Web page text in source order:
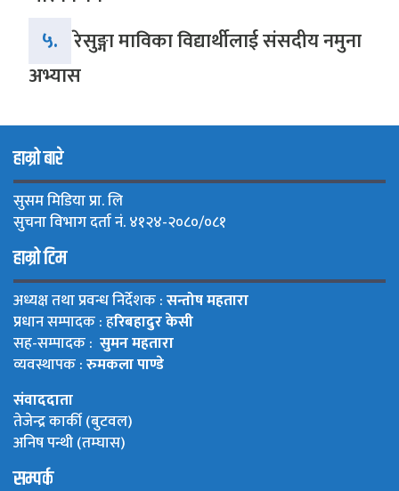
५. रेसुङ्गा माविका विद्यार्थीलाई संसदीय नमुना
अभ्यास
हाम्रो बारे
सुसम मिडिया प्रा. लि
सुचना विभाग दर्ता नं. ४१२४-२०८०/०८१
हाम्रो टिम
अध्यक्ष तथा प्रवन्ध निर्देशक :सन्तोष महतारा
प्रधान सम्पादक : हरिबहादुर केसी
सह-सम्पादक : सुमन महतारा
व्यवस्थापक :रुमकला पाण्डे
संवाददाता
तेजेन्द्र कार्की (बुटवल)
अनिष पन्थी (तम्घास)
सम्पर्क